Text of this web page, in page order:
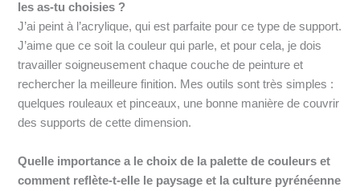
les as-tu choisies ?
J’ai peint à l’acrylique, qui est parfaite pour ce type de support.
J’aime que ce soit la couleur qui parle, et pour cela, je dois
travailler soigneusement chaque couche de peinture et
rechercher la meilleure finition. Mes outils sont très simples :
quelques rouleaux et pinceaux, une bonne manière de couvrir
des supports de cette dimension.
Quelle importance a le choix de la palette de couleurs et
comment reflète-t-elle le paysage et la culture pyrénéenne